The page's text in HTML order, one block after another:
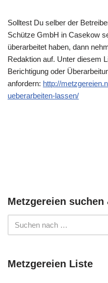
Solltest Du selber der
Schütze GmbH in Casekow
überarbeitet haben, dann
Redaktion auf. Unter diesem
Berichtigung oder
anfordern: http://
ueberarbeiten-lassen/
Metzgereien suchen
Metzgereien Liste